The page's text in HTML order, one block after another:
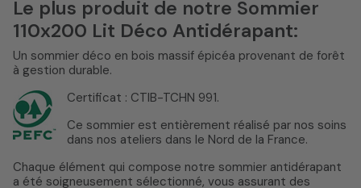
Le plus produit de notre Sommier
110x200 Lit Déco Antidérapant:
Un sommier déco en bois massif épicéa provenant de forêt
à gestion durable.
Certificat : CTIB-TCHN 991.
Ce sommier est entièrement réalisé par nos soins
dans nos ateliers dans le Nord de la France.
Chaque élément qui compose notre sommier antidérapant
a été soigneusement sélectionné, vous assurant des